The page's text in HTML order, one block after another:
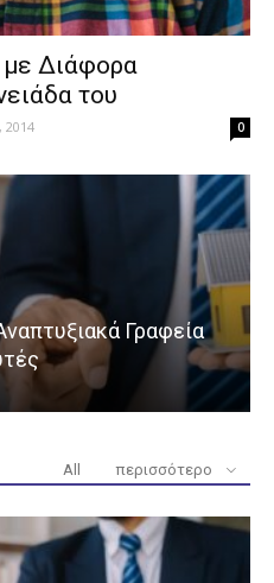
Διάφορα
του
2014 0
Γραφεία
All περισσότερο